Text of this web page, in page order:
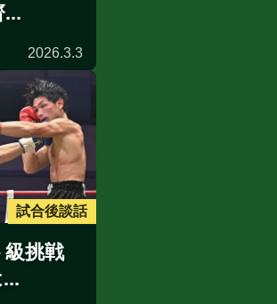
...
2026.3.3
試合後談話
級挑戦